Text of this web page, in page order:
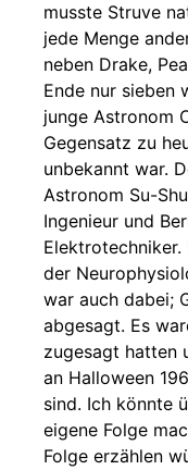
musste Struve
jede Menge
neben Drake,
Ende nur sieben
junge Astronom
Gegensatz zu
unbekannt war.
Astronom Su-
Ingenieur und
der
war auch dabei;
abgesagt. Es
zugesagt hatten
an Halloween
sind. Ich könnte
eigene Folge
Folge erzählen